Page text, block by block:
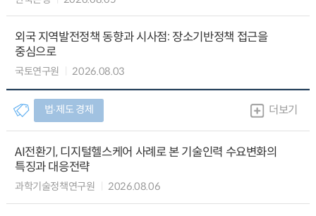
외국 지역발전정책 동향과 시사점: 장소기반정책 접근을
중심으로
국토연구원 2026.08.03
법∙제도 경제 더보기
AI전환기, 디지털헬스케어 사례로 본 기술인력 수요변화의
특징과 대응전략
과학기술정책연구원 2026.08.06